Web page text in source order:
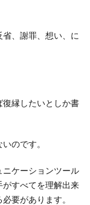
、謝罪、想い、に
縁したいとしか書
のです。
ニケーションツール
すべてを理解出来
要があります。